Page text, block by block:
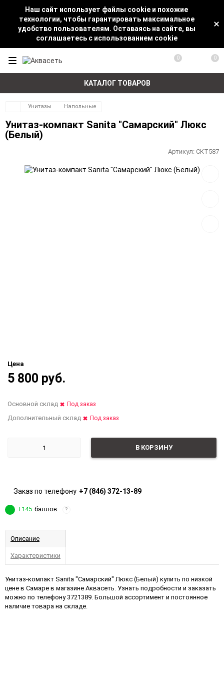
Наш сайт использует файлы cookie и похожие
технологии, чтобы гарантировать максимальное
удобство пользователям. Оставаясь на сайте, вы
соглашаетесь с использованием cookie
КАТАЛОГ ТОВАРОВ
0 0
Унитазы Напольные
Унитаз-компакт Sanita "Самарский" Люкс
(Белый)
Артикул: СКТ587
Цена
5 800 руб.
В КОРЗИНУ
Основной склад Под заказ
Дополнительный склад Под заказ
Заказ по телефону +7 (846) 372-13-89
+145 баллов ?
Описание
Характеристики
Унитаз-компакт Sanita "Самарский" Люкс (Белый) купить по низкой
цене в Самаре в магазине Аквасеть. Узнать подробности и заказать
можно по телефону 3721389. Большой ассортимент и постоянное
наличие товара на складе.